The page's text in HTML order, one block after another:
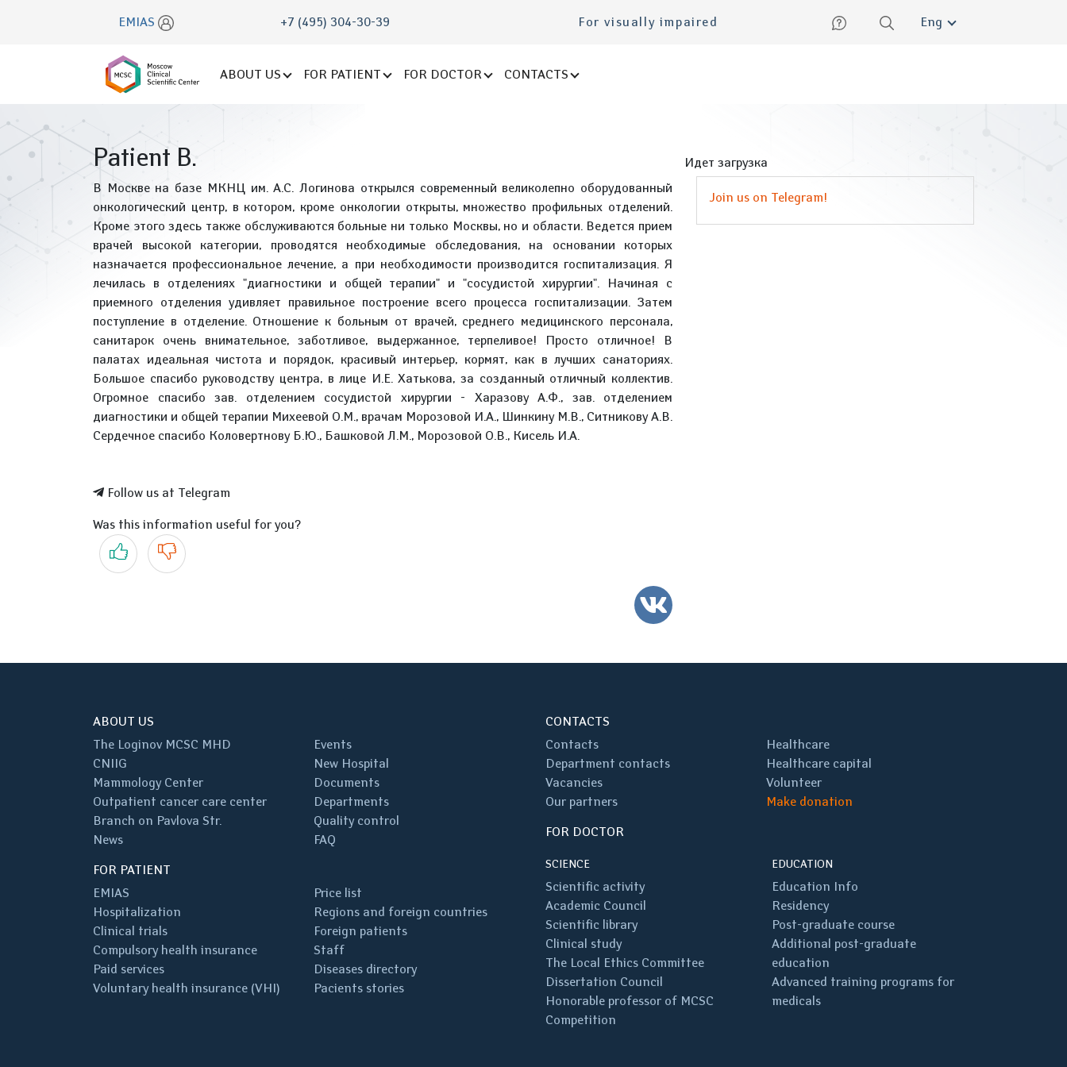
EMIAS +7 (495) 304-30-39 For visually impaired English
ABOUT US FOR PATIENT FOR DOCTOR CONTACTS
Patient B.
В Москве на базе МКНЦ им. А.С. Логинова открылся современный великолепно оборудованный
онкологический центр, в котором, кроме онкологии открыты, множество профильных отделений.
Кроме этого здесь также обслуживаются больные ни только Москвы, но и области. Ведется прием
врачей высокой категории, проводятся необходимые обследования, на основании которых
назначается профессиональное лечение, а при необходимости производится госпитализация. Я
лечилась в отделениях "диагностики и общей терапии" и "сосудистой хирургии". Начиная с
приемного отделения удивляет правильное построение всего процесса госпитализации. Затем
поступление в отделение. Отношение к больным от врачей, среднего медицинского персонала,
санитарок очень внимательное, заботливое, выдержанное, терпеливое! Просто отличное! В
палатах идеальная чистота и порядок, красивый интерьер, кормят, как в лучших санаториях.
Большое спасибо руководству центра, в лице И.Е. Хатькова, за созданный отличный коллектив.
Огромное спасибо зав. отделением сосудистой хирургии - Харазову А.Ф., зав. отделением
диагностики и общей терапии Михеевой О.М., врачам Морозовой И.А., Шинкину М.В., Ситникову А.В.
Сердечное спасибо Коловертнову Б.Ю., Башковой Л.М., Морозовой О.В., Кисель И.А.
Follow us at Telegram
Was this information useful for you?
Yes No
VK
Идет загрузка
Join us on Telegram!
ABOUT US
The Loginov MCSC MHD
CNIIG
Mammology Center
Outpatient cancer care center
Branch on Pavlova Str.
News
Events
New Hospital
Documents
Departments
Quality control
FAQ
FOR PATIENT
EMIAS
Hospitalization
Clinical trials
Compulsory health insurance
Paid services
Voluntary health insurance (VHI)
Price list
Regions and foreign countries
Foreign patients
Staff
Diseases directory
Pacients stories
CONTACTS
Contacts
Department contacts
Vacancies
Our partners
Healthcare
Healthcare capital
Volunteer
Make donation
FOR DOCTOR
SCIENCE
Scientific activity
Academic Council
Scientific library
Clinical study
The Local Ethics Committee
Dissertation Council
Honorable professor of MCSC
Competition
EDUCATION
Education Info
Residency
Post-graduate course
Additional post-graduate
education
Advanced training programs for
medicals